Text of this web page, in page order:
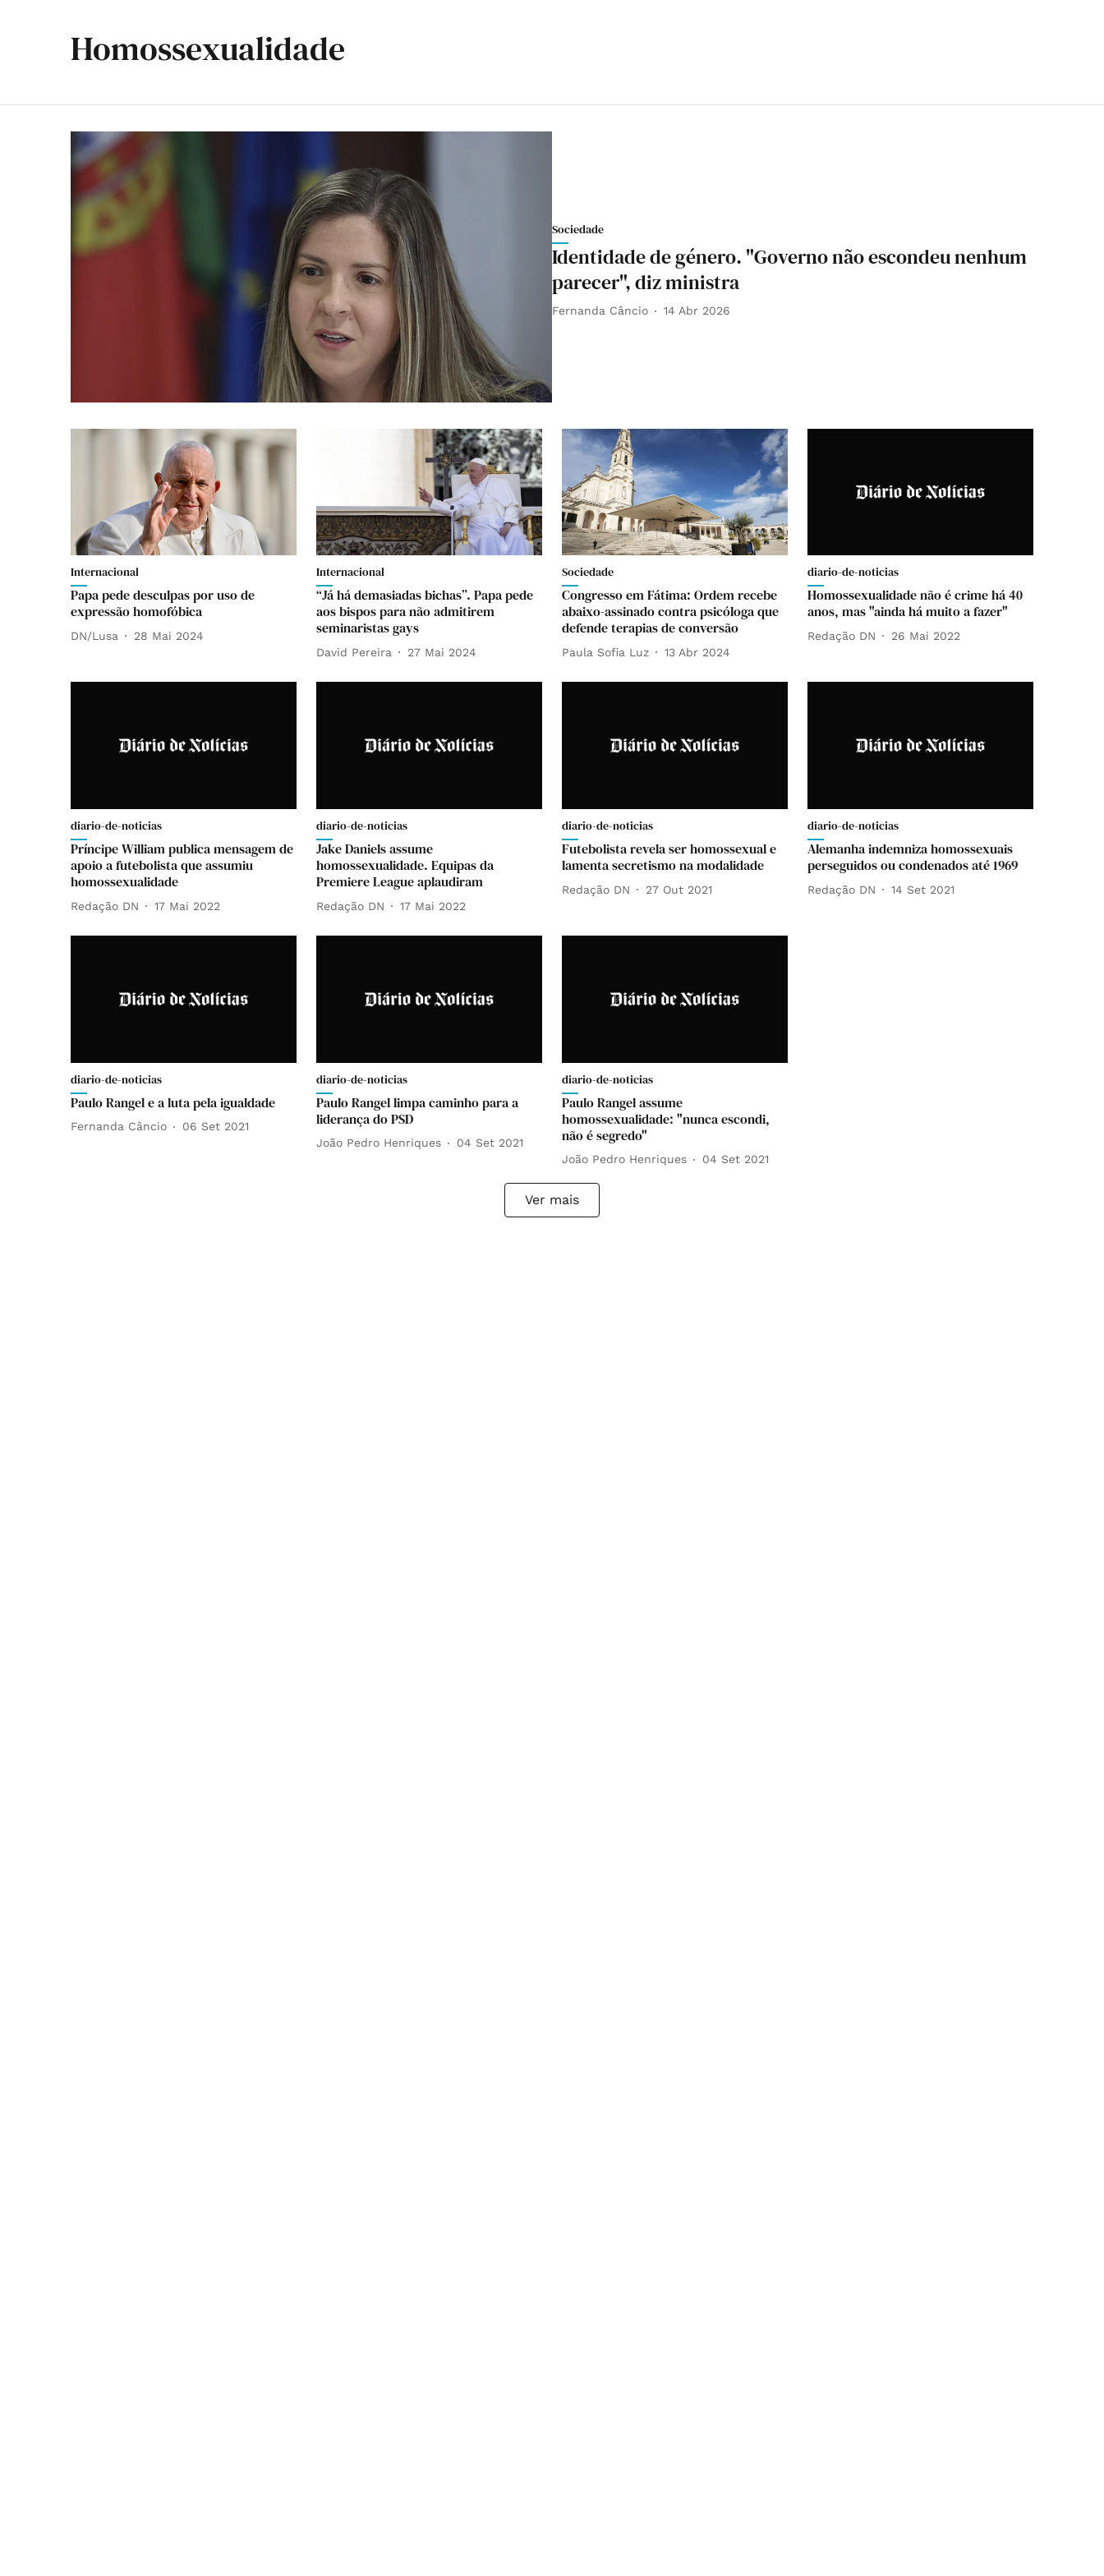
Homossexualidade
Sociedade
Identidade de género. "Governo não escondeu nenhum
parecer", diz ministra
Fernanda Câncio 14 Abr 2026
Internacional
Papa pede desculpas por uso de
expressão homofóbica
DN/Lusa 28 Mai 2024
Internacional
“Já há demasiadas bichas”. Papa pede
aos bispos para não admitirem
seminaristas gays
David Pereira 27 Mai 2024
Sociedade
Congresso em Fátima: Ordem recebe
abaixo-assinado contra psicóloga que
defende terapias de conversão
Paula Sofia Luz 13 Abr 2024
diario-de-noticias
Homossexualidade não é crime há 40
anos, mas "ainda há muito a fazer"
Redação DN 26 Mai 2022
diario-de-noticias
Príncipe William publica mensagem de
apoio a futebolista que assumiu
homossexualidade
Redação DN 17 Mai 2022
diario-de-noticias
Jake Daniels assume
homossexualidade. Equipas da
Premiere League aplaudiram
Redação DN 17 Mai 2022
diario-de-noticias
Futebolista revela ser homossexual e
lamenta secretismo na modalidade
Redação DN 27 Out 2021
diario-de-noticias
Alemanha indemniza homossexuais
perseguidos ou condenados até 1969
Redação DN 14 Set 2021
diario-de-noticias
Paulo Rangel e a luta pela igualdade
Fernanda Câncio 06 Set 2021
diario-de-noticias
Paulo Rangel limpa caminho para a
liderança do PSD
João Pedro Henriques 04 Set 2021
diario-de-noticias
Paulo Rangel assume
homossexualidade: "nunca escondi,
não é segredo"
João Pedro Henriques 04 Set 2021
Ver mais